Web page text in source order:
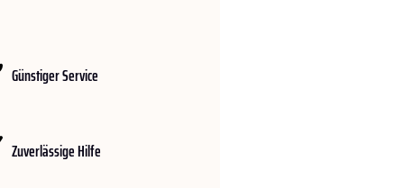
Günstiger Service
Zuverlässige Hilfe